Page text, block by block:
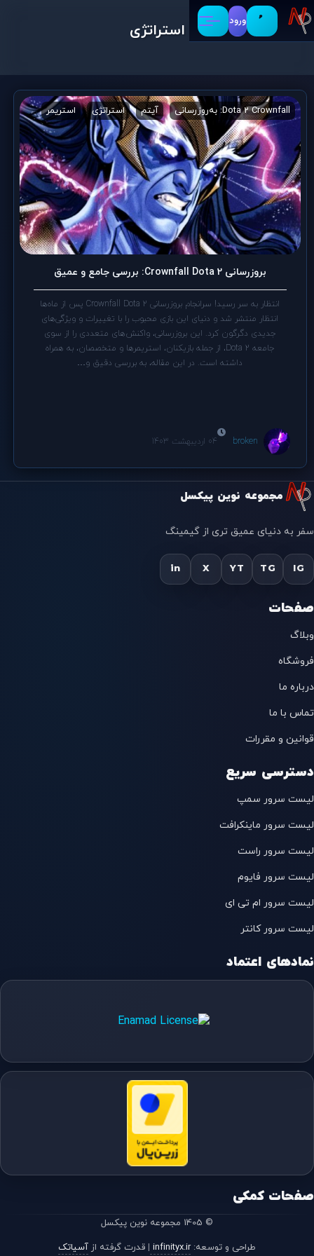
ورود استراتژی
Dota 2 Crownfall: به‌روزرسانی آیتم استراتژی استریمر بازی
بروزرسانی Crownfall Dota 2: بررسی جامع و عمیق
انتظار به سر رسید! سرانجام بروزرسانی Crownfall Dota 2 پس از ماه‌ها
انتظار منتشر شد و دنیای این بازی محبوب را با تغییرات و ویژگی‌های
جدیدی دگرگون کرد. این بروزرسانی، واکنش‌های متعددی را از سوی
جامعه Dota 2، از جمله بازیکنان، استریمرها و متخصصان، به همراه
داشته است. در این مقاله، به بررسی دقیق و…
broken 04 اردیبهشت 1403
مجموعه نوین پیکسل
سفر به دنیای عمیق تری از گیمینگ
IG
TG
YT
X
in
صفحات
وبلاگ
فروشگاه
درباره ما
تماس با ما
قوانین و مقررات
دسترسی سریع
لیست سرور سمپ
لیست سرور ماینکرافت
لیست سرور راست
لیست سرور فایوم
لیست سرور ام تی ای
لیست سرور کانتر
نمادهای اعتماد
صفحات کمکی
© 1405 مجموعه نوین پیکسل
طراحی و توسعه:infinityx.ir
| قدرت گرفته از آسیاتک